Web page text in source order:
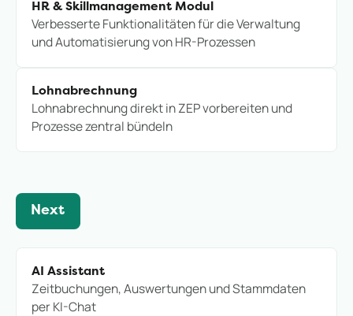
HR & Skillmanagement Modul
Verbesserte Funktionalitäten für die Verwaltung
und Automatisierung von HR-Prozessen
Lohnabrechnung
Lohnabrechnung direkt in ZEP vorbereiten und
Prozesse zentral bündeln
Next
AI Assistant
Zeitbuchungen, Auswertungen und Stammdaten
per KI-Chat